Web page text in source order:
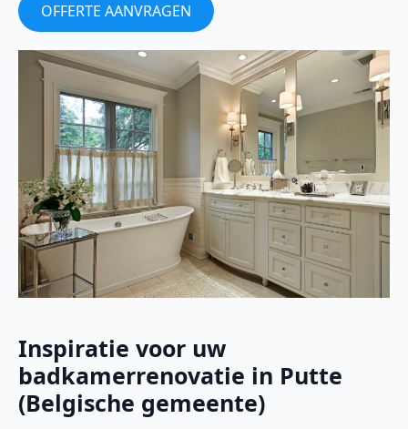
OFFERTE AANVRAGEN
Inspiratie voor uw
badkamerrenovatie in Putte
(Belgische gemeente)